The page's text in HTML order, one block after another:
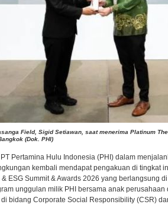
Field, Sigid Setiawan, saat menerima Platinum
(Dok. PHI)
Pertamina Hulu Indonesia (PHI) dalam
kembali mendapat pengakuan di tingkat
ESG Summit & Awards 2026 yang berlangsung
unggulan milik PHI bersama anak
bidang Corporate Social Responsibility (CSR)